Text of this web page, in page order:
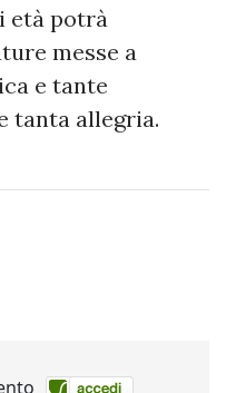
età potrà
messe a
e tante
tanta allegria.